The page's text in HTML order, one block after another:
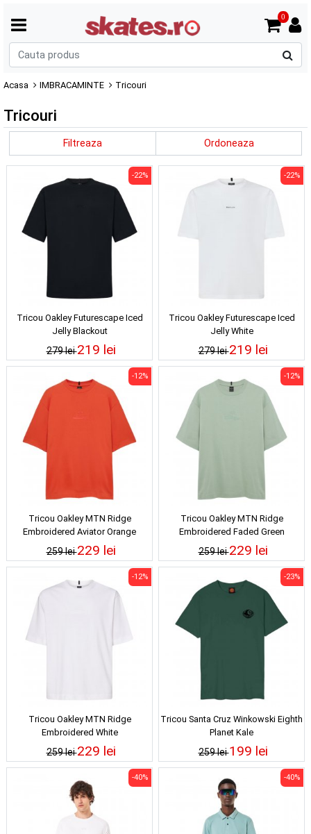
0
Acasa IMBRACAMINTE Tricouri
Tricouri
Filtreaza Ordoneaza
Tricou Oakley Futurescape Iced
Jelly Blackout
279 lei
-22%
219 lei
Tricou Oakley Futurescape Iced
Jelly White
279 lei
-22%
219 lei
Tricou Oakley MTN Ridge
Embroidered Aviator Orange
259 lei
-12%
229 lei
Tricou Oakley MTN Ridge
Embroidered Faded Green
259 lei
-12%
229 lei
Tricou Oakley MTN Ridge
Embroidered White
259 lei
-12%
229 lei
Tricou Santa Cruz Winkowski Eighth
Planet Kale
259 lei
-23%
199 lei
-40% -40%